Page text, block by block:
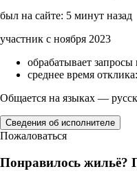
был на сайте: 5 минут назад
участник с ноября 2023
обрабатывает запросы
среднее время
Общается на языках —
Сведения об исполнителе
Пожаловаться
Понравилось жильё?